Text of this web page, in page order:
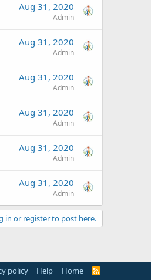
Aug 31, 2020
Admin
Aug 31, 2020
Admin
Aug 31, 2020
Admin
Aug 31, 2020
Admin
Aug 31, 2020
Admin
Aug 31, 2020
Admin
in or register to post here.
policy Help Home
R